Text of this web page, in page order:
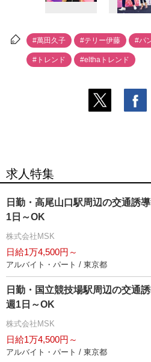
#萬田久子 #テリー伊藤 #パ
#トレンド #elthaトレンド
求人特集
日勤・高尾山口駅周辺の交通誘
1日～OK
株式会社MSK
日給1万4,500円～
アルバイト・パート / 東京都
日勤・国立競技場駅周辺の交通
週1日～OK
株式会社MSK
日給1万4,500円～
アルバイト・パート / 東京都